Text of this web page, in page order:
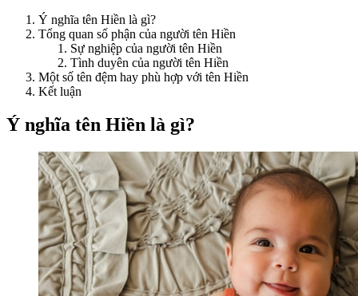
Ý nghĩa tên Hiền là gì?
Tổng quan số phận của người tên Hiền
Sự nghiệp của người tên Hiền
Tình duyên của người tên Hiền
Một số tên đệm hay phù hợp với tên Hiền
Kết luận
Ý nghĩa tên Hiền là gì?